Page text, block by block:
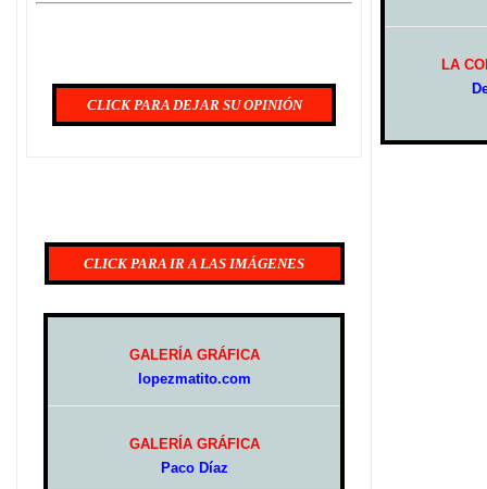
CLICK PARA DEJAR SU OPINIÓN
CLICK PARA IR A LAS IMÁGENES
GALERÍA GRÁFICA
lopezmatito.com
GALERÍA GRÁFICA
Paco Díaz
LA